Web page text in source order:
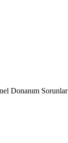
Donanım Sorunlar